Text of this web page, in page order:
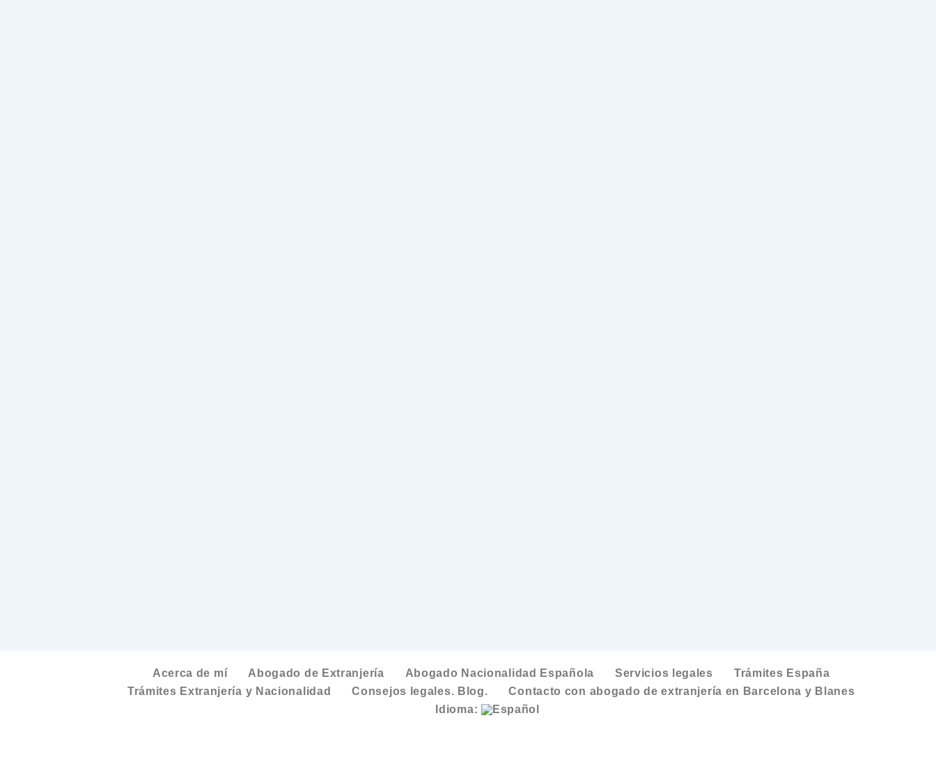
Acerca de mí Abogado de Extranjería Abogado Nacionalidad Española Servicios legales
Trámites España
Trámites Extranjería y Nacionalidad
Consejos legales. Blog.
Contacto con abogado de extranjería en Barcelona y Blanes
Idioma: